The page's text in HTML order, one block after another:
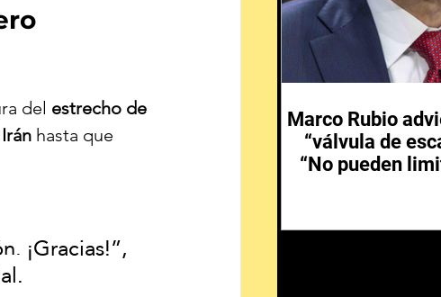
del estrecho de
Irán hasta que
¡Gracias!”,
Marco Rubio
“válvula de
“No pueden